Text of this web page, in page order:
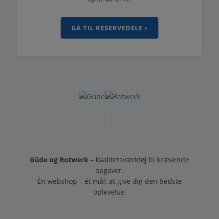
GÅ TIL RESERVEDELE ›
Güde og Rotwerk – kvalitetsværktøj til krævende
opgaver.
Én webshop – ét mål: at give dig den bedste
oplevelse.